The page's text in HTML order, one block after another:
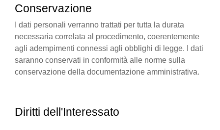
Conservazione
I dati personali verranno trattati per tutta la durata
necessaria correlata al procedimento, coerentemente
agli adempimenti connessi agli obblighi di legge. I dati
saranno conservati in conformità alle norme sulla
conservazione della documentazione amministrativa.
Diritti dell'Interessato